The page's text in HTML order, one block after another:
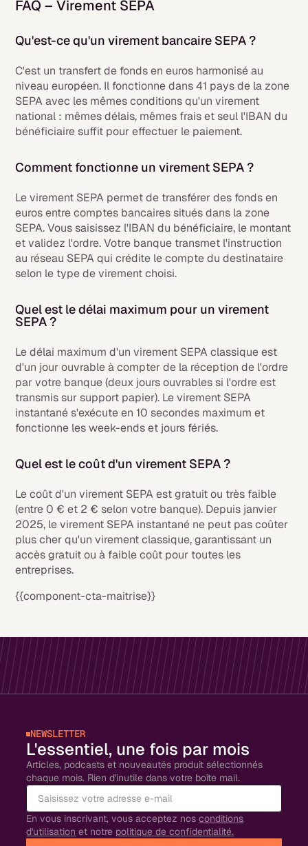
FAQ – Virement SEPA
Qu'est-ce qu'un virement bancaire SEPA ?
C'est un transfert de fonds en euros harmonisé au
niveau européen. Il fonctionne dans 41 pays de la zone
SEPA avec les mêmes conditions qu'un virement
national : mêmes délais, mêmes frais et seul l'IBAN du
bénéficiaire suffit pour effectuer le paiement.
Comment fonctionne un virement SEPA ?
Le virement SEPA permet de transférer des fonds en
euros entre comptes bancaires situés dans la zone
SEPA. Vous saisissez l'IBAN du bénéficiaire, le montant
et validez l'ordre. Votre banque transmet l'instruction
au réseau SEPA qui crédite le compte du destinataire
selon le type de virement choisi.
Quel est le délai maximum pour un virement
SEPA ?
Le délai maximum d'un virement SEPA classique est
d'un jour ouvrable à compter de la réception de l'ordre
par votre banque (deux jours ouvrables si l'ordre est
transmis sur support papier). Le virement SEPA
instantané s'exécute en 10 secondes maximum et
fonctionne les week-ends et jours fériés.
Quel est le coût d'un virement SEPA ?
Le coût d'un virement SEPA est gratuit ou très faible
(entre 0 € et 2 € selon votre banque). Depuis janvier
2025, le virement SEPA instantané ne peut pas coûter
plus cher qu'un virement classique, garantissant un
accès gratuit ou à faible coût pour toutes les
entreprises.
{{component-cta-maitrise}}
NEWSLETTER
L'essentiel, une fois par mois
Articles, podcasts et nouveautés produit sélectionnés
chaque mois. Rien d'inutile dans votre boîte mail.
En vous inscrivant, vous acceptez nosconditions
d'utilisation et notre politique de confidentialité.